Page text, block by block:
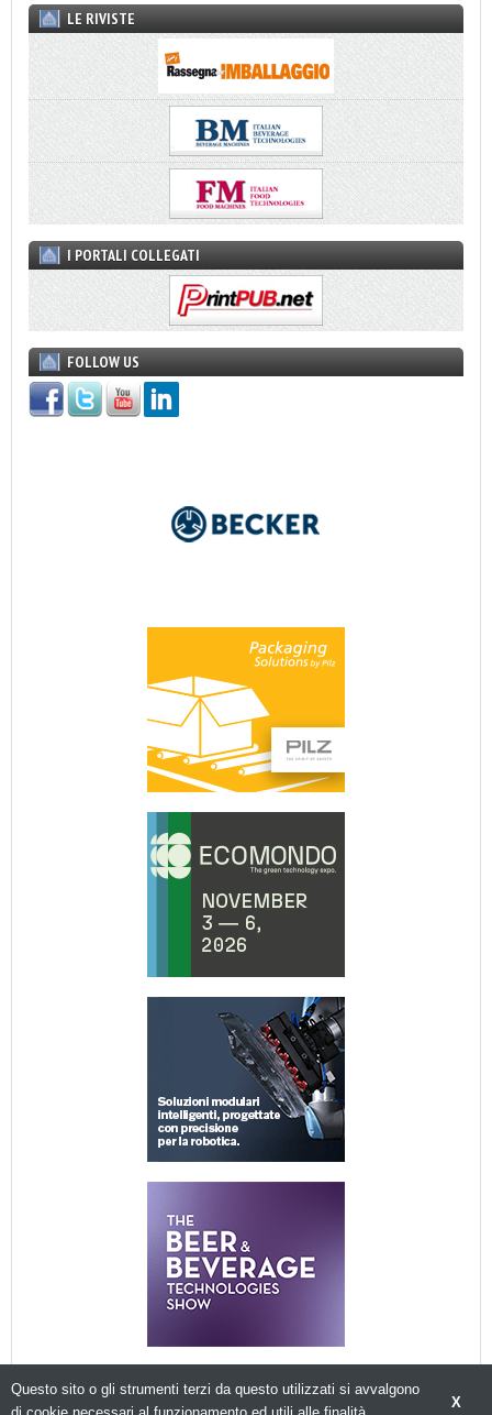
LE RIVISTE
I PORTALI COLLEGATI
FOLLOW US
X
Questo sito o gli strumenti terzi da questo utilizzati si avvalgono